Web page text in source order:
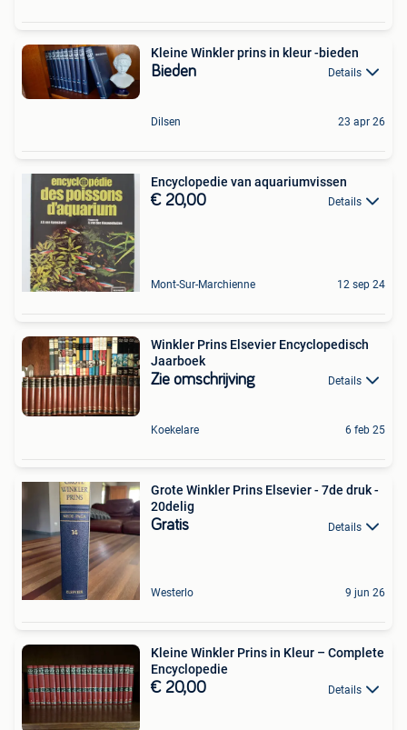
Kleine Winkler prins in kleur -bieden
Bieden Details
Dilsen 23 apr 26
Encyclopedie van aquariumvissen
€ 20,00 Details
Mont-Sur-Marchienne 12 sep 24
Winkler Prins Elsevier Encyclopedisch
Jaarboek
Zie omschrijving Details
Koekelare 6 feb 25
Grote Winkler Prins Elsevier - 7de druk -
20delig
Gratis Details
Westerlo 9 jun 26
Kleine Winkler Prins in Kleur – Complete
Encyclopedie
€ 20,00 Details